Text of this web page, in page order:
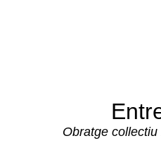
Obratge